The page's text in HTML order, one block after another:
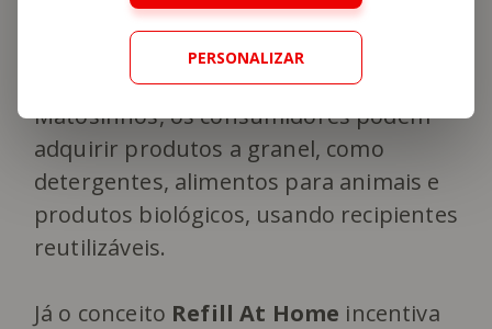
PERSONALIZAR
que promovem a reutilização e a
circularidade. NoRefill On The Go
disponível nas lojas do Colombo e
Matosinhos, os consumidores podem
adquirir produtos a granel, como
detergentes, alimentos para animais e
produtos biológicos, usando recipientes
reutilizáveis.
Já o conceito Refill At Home incentiva